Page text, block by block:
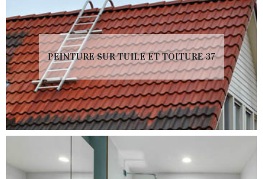
PEINTURE SUR TUILE ET TOITURE 37